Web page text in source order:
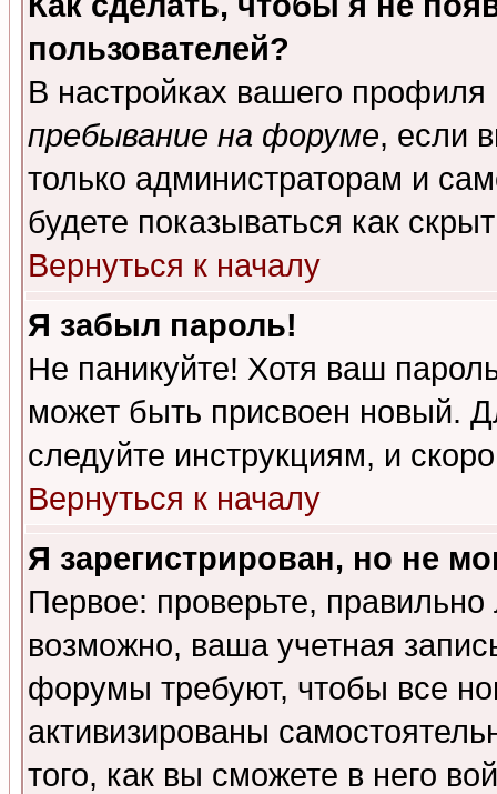
пользователей?
В настройках вашего
пребывание на форуме, если
только администраторам и
будете показываться как
Вернуться к началу
Я забыл пароль!
Не паникуйте! Хотя ваш
может быть присвоен новый.
следуйте инструкциям, и
Вернуться к началу
Я зарегистрирован, но не
Первое: проверьте,
возможно, ваша учетная
форумы требуют, чтобы все
активизированы
того, как вы сможете в него